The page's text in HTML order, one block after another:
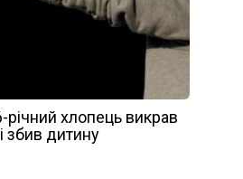
хлопець викрав
збив дитину